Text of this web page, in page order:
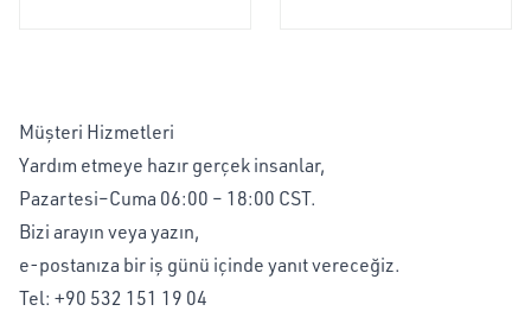
Müşteri Hizmetleri
Yardım etmeye hazır gerçek insanlar,
Pazartesi–Cuma 06:00 – 18:00 CST.
Bizi arayın veya yazın,
e-postanıza bir iş günü içinde yanıt vereceğiz.
Tel: +90 532 151 19 04